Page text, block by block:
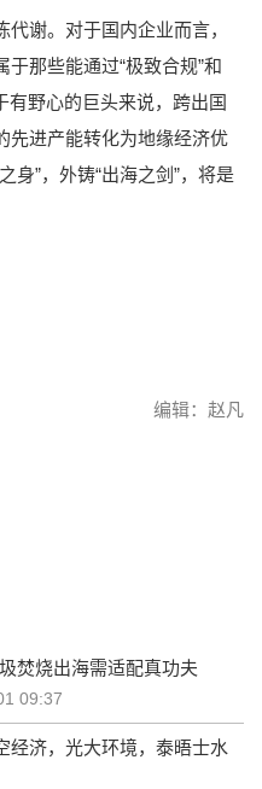
谢。对于国内企业而言，
那些能通过“极致合规”和
有野心的巨头来说，跨出国
先进产能转化为地缘经济优
身”，外铸“出海之剑”，将是
编辑：赵凡
焚烧出海需适配真功夫
09:37
经济，光大环境，泰晤士水